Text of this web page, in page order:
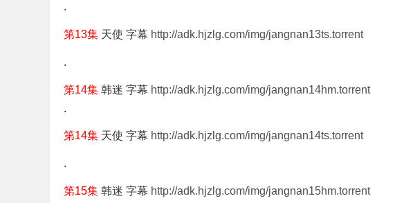
.
第13集 天使 字幕 http://adk.hjzlg.com/img/jangnan13ts.torrent
.
第14集 韩迷 字幕 http://adk.hjzlg.com/img/jangnan14hm.torrent
.
第14集 天使 字幕 http://adk.hjzlg.com/img/jangnan14ts.torrent
.
第15集 韩迷 字幕 http://adk.hjzlg.com/img/jangnan15hm.torrent